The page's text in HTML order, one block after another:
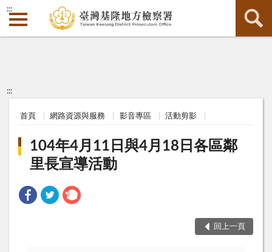
:::
:::
首頁 網路資源與服務 影音專區 活動剪影
104年4月11日與4月18日各區鄰
里長宣導活動
回上一頁